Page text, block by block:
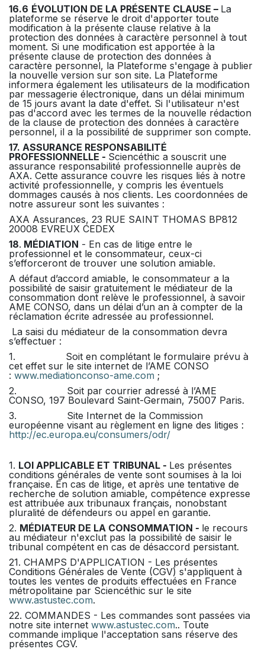
16.6 ÉVOLUTION DE LA PRÉSENTE CLAUSE – La
plateforme se réserve le droit d'apporter toute
modification à la présente clause relative à la
protection des données à caractère personnel à tout
moment. Si une modification est apportée à la
présente clause de protection des données à
caractère personnel, la Plateforme s'engage à publier
la nouvelle version sur son site. La Plateforme
informera également les utilisateurs de la modification
par messagerie électronique, dans un délai minimum
de 15 jours avant la date d'effet. Si l'utilisateur n'est
pas d'accord avec les termes de la nouvelle rédaction
de la clause de protection des données à caractère
personnel, il a la possibilité de supprimer son compte.
17. ASSURANCE RESPONSABILITÉ
PROFESSIONNELLE - Sciencéthic a souscrit une
assurance responsabilité professionnelle auprès de
AXA. Cette assurance couvre les risques liés à notre
activité professionnelle, y compris les éventuels
dommages causés à nos clients. Les coordonnées de
notre assureur sont les suivantes :
AXA Assurances, 23 RUE SAINT THOMAS BP812
20008 EVREUX CEDEX
18. MÉDIATION - En cas de litige entre le
professionnel et le consommateur, ceux-ci
s’efforceront de trouver une solution amiable.
A défaut d’accord amiable, le consommateur a la
possibilité de saisir gratuitement le médiateur de la
consommation dont relève le professionnel, à savoir
AME CONSO, dans un délai d’un an à compter de la
réclamation écrite adressée au professionnel.
La saisi du médiateur de la consommation devra
s’effectuer :
1. Soit en complétant le formulaire prévu à
cet effet sur le site internet de l’AME CONSO
: www.mediationconso-ame.com ;
2. Soit par courrier adressé à l’AME
CONSO, 197 Boulevard Saint-Germain, 75007 Paris.
3. Site Internet de la Commission
européenne visant au règlement en ligne des litiges :
http://ec.europa.eu/consumers/odr/
1. LOI APPLICABLE ET TRIBUNAL - Les présentes
conditions générales de vente sont soumises à la loi
française. En cas de litige, et après une tentative de
recherche de solution amiable, compétence expresse
est attribuée aux tribunaux français, nonobstant
pluralité de défendeurs ou appel en garantie.
2. MÉDIATEUR DE LA CONSOMMATION - le recours
au médiateur n'exclut pas la possibilité de saisir le
tribunal compétent en cas de désaccord persistant.
21. CHAMPS D'APPLICATION - Les présentes
Conditions Générales de Vente (CGV) s'appliquent à
toutes les ventes de produits effectuées en France
métropolitaine par Sciencéthic sur le site
www.astustec.com.
22. COMMANDES - Les commandes sont passées via
notre site internet www.astustec.com.. Toute
commande implique l'acceptation sans réserve des
présentes CGV.